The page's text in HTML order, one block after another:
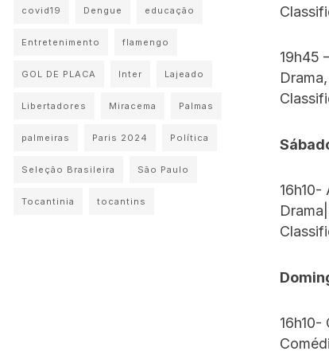
19h45
16h10-
covid19 Dengue educação
Entretenimento flamengo
GOL DE PLACA Inter Lajeado
Libertadores Miracema Palmas
palmeiras Paris 2024 Política
Seleção Brasileira São Paulo
Tocantinia tocantins